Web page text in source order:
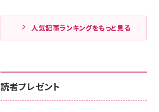
人気記事ランキングをもっと見る
読者プレゼント